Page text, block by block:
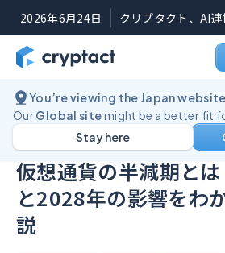
2026年6月24日 クリプタクト、AI
You’re viewing the Japan
OurGlobal sitemight be a better fit
Stay here
ブログ
公開日:2026年3月31日(最終更新日:2026年4
仮想通貨の半減期と
と2028年の影響をわ
説